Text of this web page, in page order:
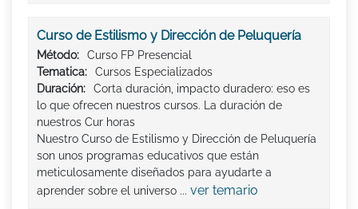
Curso de Estilismo y Dirección de Peluquería
Método:
Curso FP Presencial
Tematica:
Cursos Especializados
Duración:
Corta duración, impacto duradero: eso es
lo que ofrecen nuestros cursos. La duración de
nuestros Cur horas
Nuestro Curso de Estilismo y Dirección de Peluquería
son unos programas educativos que están
meticulosamente diseñados para ayudarte a
aprender sobre el universo ... ver temario